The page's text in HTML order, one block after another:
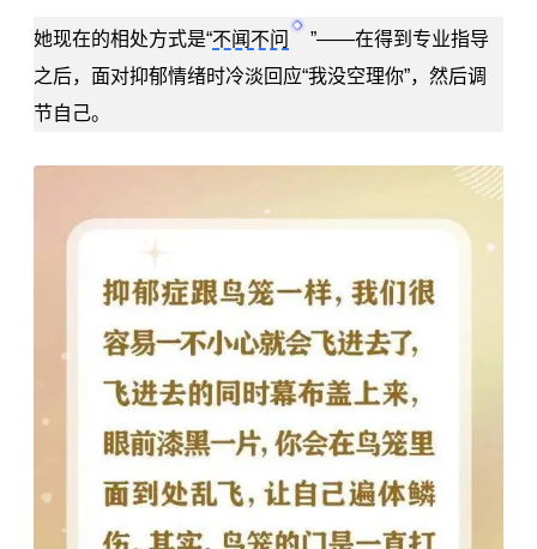
她现在的相处方式是“不闻不问
”——在得到专业指导
之后，面对抑郁情绪时冷淡回应“我没空理你”，然后调
节自己。